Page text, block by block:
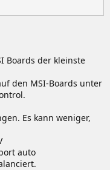
Boards der kleinste
den MSI-Boards unter
Es kann weniger,
auto